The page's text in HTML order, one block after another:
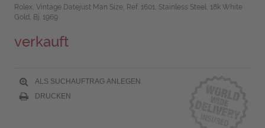
Rolex, Vintage Datejust Man Size, Ref. 1601, Stainless Steel, 18k White
Gold, Bj. 1969
verkauft
ALS SUCHAUFTRAG ANLEGEN
DRUCKEN